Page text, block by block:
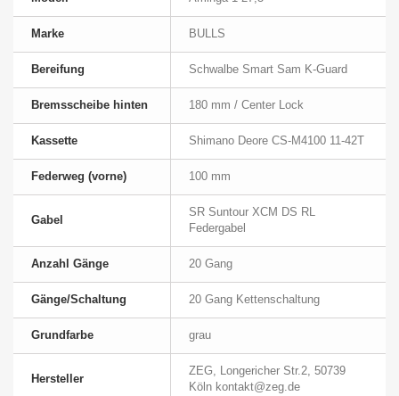
Marke BULLS
Bereifung Schwalbe Smart Sam K-Guard
Bremsscheibe hinten 180 mm / Center Lock
Kassette Shimano Deore CS-M4100 11-42T
Federweg (vorne) 100 mm
Gabel
SR Suntour XCM DS RL
Federgabel
Anzahl Gänge 20 Gang
Gänge/Schaltung 20 Gang Kettenschaltung
Grundfarbe grau
Hersteller
ZEG, Longericher Str.2, 50739
Köln kontakt@zeg.de